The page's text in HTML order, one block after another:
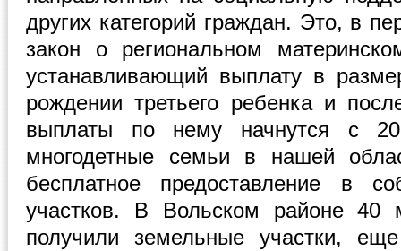
других категорий граждан. Это, в
закон о региональном
устанавливающий выплату в
рождении третьего ребенка и
выплаты по нему начнутся с
многодетные семьи в нашей
бесплатное предоставление в
участков. В Вольском районе 40
получили земельные участки,